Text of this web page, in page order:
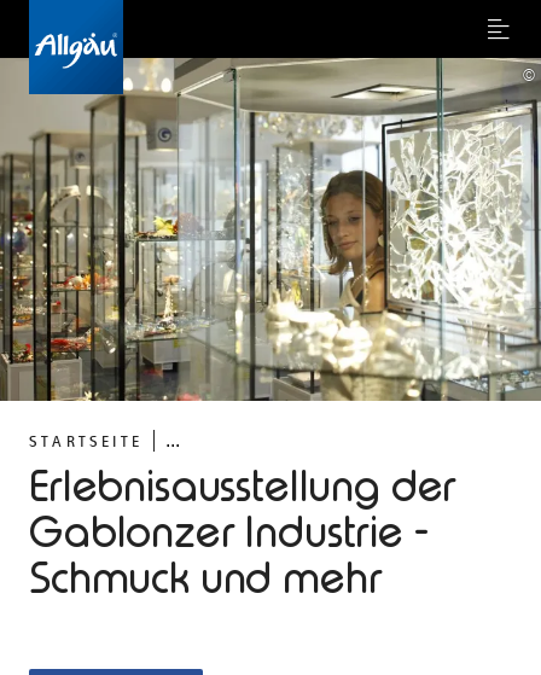
Menu
STARTSEITE ...
Erlebnisausstellung der
Gablonzer Industrie -
Schmuck und mehr
©